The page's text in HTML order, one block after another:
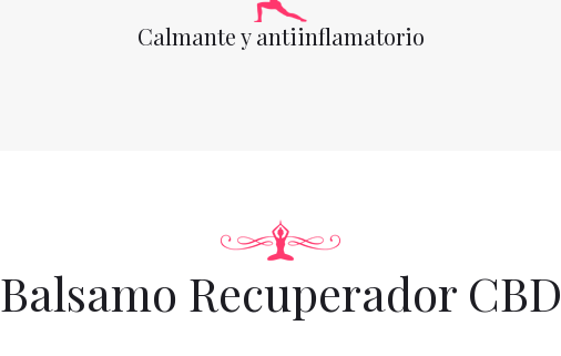
Calmante y antiinflamatorio
Balsamo Recuperador CBD